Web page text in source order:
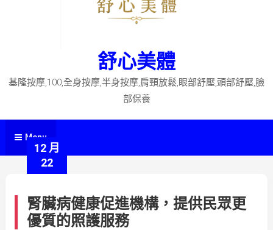
舒心美體
基隆按摩,100,全身按摩,半身按摩,肩頸放鬆,眼部舒壓,頭部舒壓,臉
部保養
Menu
12 月
22
腎臟病健康促進機構，提供民眾更
優質的照護服務